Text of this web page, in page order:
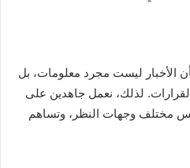
الأخبار ليست مجرد معلومات، بل
لذلك، نعمل جاهدين على
مختلف وجهات النظر، وتساهم